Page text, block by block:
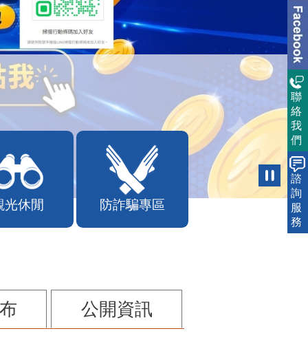
光休閒 防詐騙專區
公開資訊
聯
絡
我
們
諮
詢
服
務